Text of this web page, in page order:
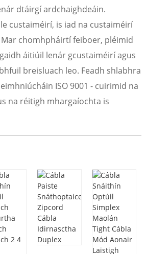
dtáirgí ardchaighdeáin.
custaiméirí, is iad na custaiméirí
chomhpháirtí feiboer, pléimid
áitiúil lenár gcustaiméirí agus
breisluach leo. Feadh shlabhra
ISO 9001 - cuirimid na
na réitigh mhargaíochta is